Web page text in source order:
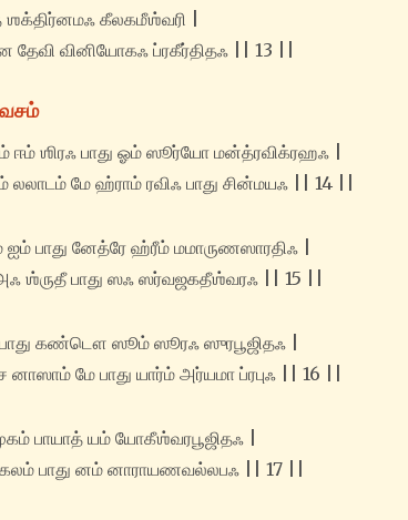
ஶக்திர்னமஃ கீலகமீஶ்வரி |
தேவி வினியோகஃ ப்ரகீர்திதஃ || 13 ||
ஶிரஃ பாது ஓம் ஸூர்யோ மன்த்ரவிக்ரஹஃ |
லலாடம் மே ஹ்ராம் ரவிஃ பாது சின்மயஃ || 14 ||
ஐம் பாது னேத்ரே ஹ்ரீம் மமாருணஸாரதிஃ |
பாது ஸஃ ஸர்வஜகதீஶ்வரஃ || 15 ||
கண்டௌ ஸூம் ஸூரஃ ஸுரபூஜிதஃ |
மே பாது யார்ம் அர்யமா ப்ரபுஃ || 16 ||
பாயாத் யம் யோகீஶ்வரபூஜிதஃ |
பாது னம் னாராயணவல்லபஃ || 17 ||